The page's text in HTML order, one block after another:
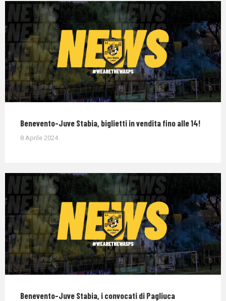
Benevento-Juve Stabia, biglietti in vendita fino alle 14!
8 Aprile 2024
Benevento-Juve Stabia, i convocati di Pagliuca